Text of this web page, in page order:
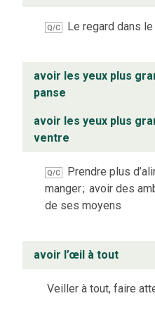
Q/C Le regard dans le
avoir les yeux plus
panse
avoir les yeux plus
ventre
Q/C
Prendre plus
manger; avoir des
de ses moyens
avoir l’œil à tout
Veiller à tout, faire